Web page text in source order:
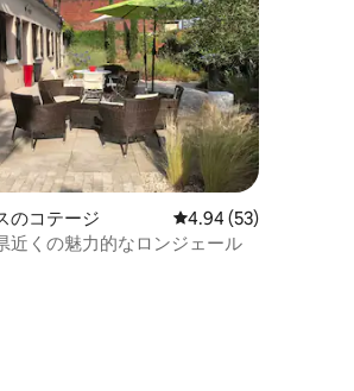
3.75つ星の平均評価
のコテージ レビュー53件、5つ星
4.94 (53)
近くの魅力的なロンジェール